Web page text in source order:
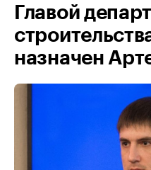
Главой
назначен